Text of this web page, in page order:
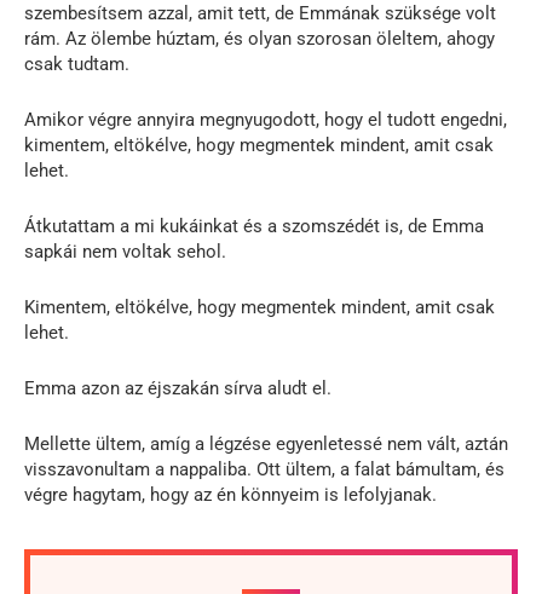
szembesítsem azzal, amit tett, de Emmának szüksége volt
rám. Az ölembe húztam, és olyan szorosan öleltem, ahogy
csak tudtam.
Amikor végre annyira megnyugodott, hogy el tudott engedni,
kimentem, eltökélve, hogy megmentek mindent, amit csak
lehet.
Átkutattam a mi kukáinkat és a szomszédét is, de Emma
sapkái nem voltak sehol.
Kimentem, eltökélve, hogy megmentek mindent, amit csak
lehet.
Emma azon az éjszakán sírva aludt el.
Mellette ültem, amíg a légzése egyenletessé nem vált, aztán
visszavonultam a nappaliba. Ott ültem, a falat bámultam, és
végre hagytam, hogy az én könnyeim is lefolyjanak.